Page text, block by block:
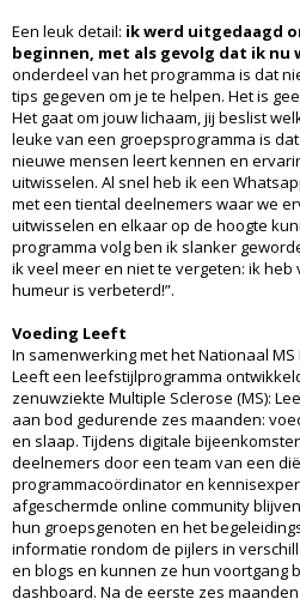
Een leuk detail: ik werd uitgedaagd
beginnen, met als gevolg dat ik nu
onderdeel van het programma is dat
tips gegeven om je te helpen. Het is
Het gaat om jouw lichaam, jij beslist
leuke van een groepsprogramma is
nieuwe mensen leert kennen en
uitwisselen. Al snel heb ik een
met een tiental deelnemers waar we
uitwisselen en elkaar op de hoogte
programma volg ben ik slanker
ik veel meer en niet te vergeten: ik heb
humeur is verbeterd!”.
Voeding Leeft
In samenwerking met het Nationaal
Leeft een leefstijlprogramma
zenuwziekte Multiple Sclerose (MS):
aan bod gedurende zes maanden:
en slaap. Tijdens digitale
deelnemers door een team van een
programmacoördinator en
afgeschermde online community
hun groepsgenoten en het
informatie rondom de pijlers in
en blogs en kunnen ze hun voortgang
dashboard. Na de eerste zes